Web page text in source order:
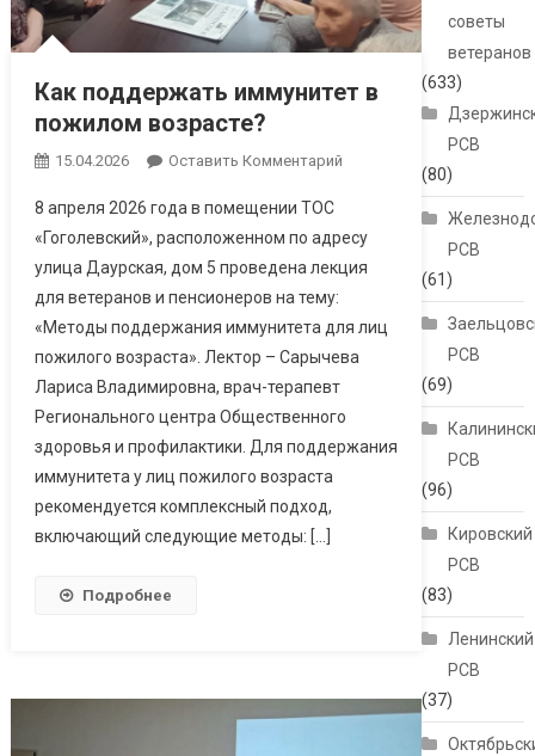
Как поддержать иммунитет в
пожилом возрасте?
15.04.2026 Оставить Комментарий
8 апреля 2026 года в помещении ТОС
«Гоголевский», расположенном по адресу
улица Даурская, дом 5 проведена лекция
для ветеранов и пенсионеров на тему:
«Методы поддержания иммунитета для лиц
пожилого возраста». Лектор – Сарычева
Лариса Владимировна, врач-терапевт
Регионального центра Общественного
здоровья и профилактики. Для поддержания
иммунитета у лиц пожилого возраста
рекомендуется комплексный подход,
включающий следующие методы: […]
Подробнее
советы
ветеранов
(633)
РСВ
(80)
РСВ
(61)
РСВ
(69)
РСВ
(96)
Кировский
РСВ
(83)
Ленинский
РСВ
(37)